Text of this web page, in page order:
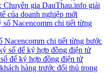
gia DauThau.info giải
của doanh nghiệp mới
Nacencomm chi tiết từng bước
để ký hợp đồng điện tử